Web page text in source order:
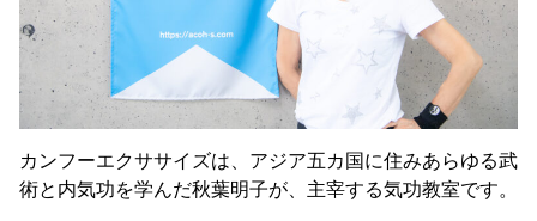
カンフーエクササイズは、アジア五カ国に住みあらゆる武
術と内気功を学んだ秋葉明子が、主宰する気功教室です。